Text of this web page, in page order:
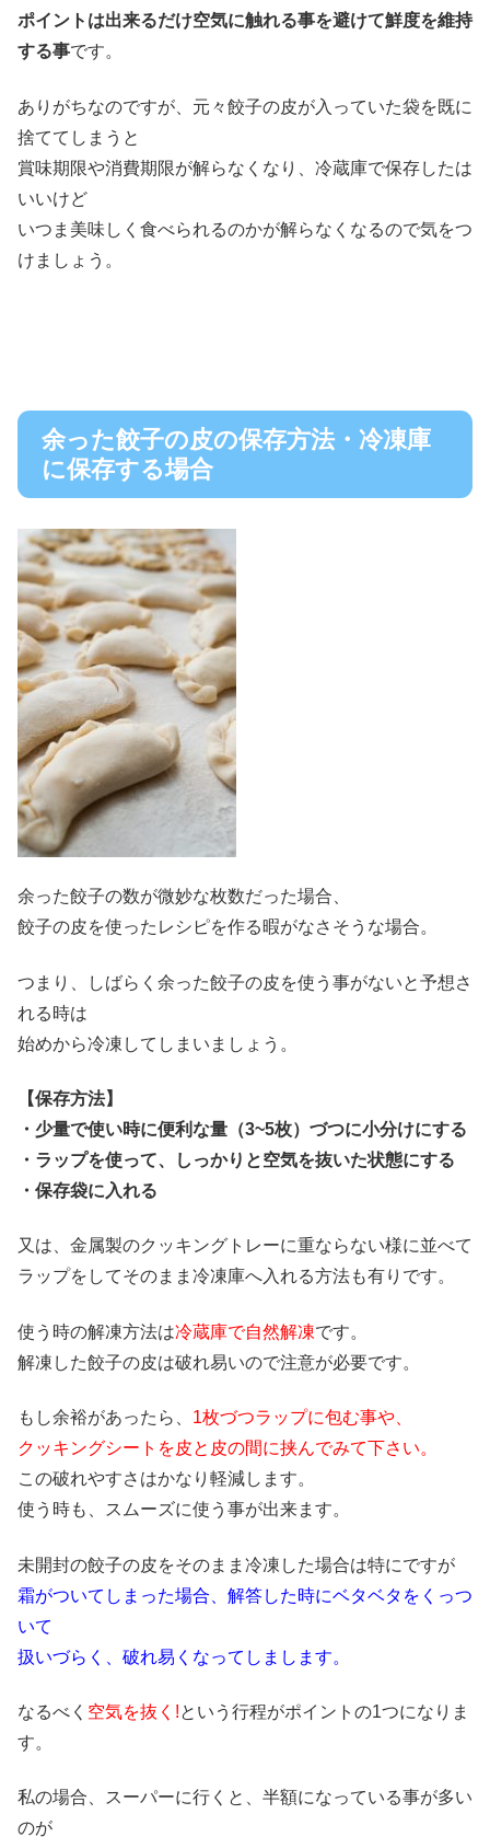
ポイントは出来るだけ空気に触れる事を避けて鮮度を維持
する事です。
ありがちなのですが、元々餃子の皮が入っていた袋を既に
捨ててしまうと
賞味期限や消費期限が解らなくなり、冷蔵庫で保存したは
いいけど
いつま美味しく食べられるのかが解らなくなるので気をつ
けましょう。
余った餃子の皮の保存方法・冷凍庫
に保存する場合
余った餃子の数が微妙な枚数だった場合、
餃子の皮を使ったレシピを作る暇がなさそうな場合。
つまり、しばらく余った餃子の皮を使う事がないと予想さ
れる時は
始めから冷凍してしまいましょう。
【保存方法】
・少量で使い時に便利な量（3~5枚）づつに小分けにする
・ラップを使って、しっかりと空気を抜いた状態にする
・保存袋に入れる
又は、金属製のクッキングトレーに重ならない様に並べて
ラップをしてそのまま冷凍庫へ入れる方法も有りです。
使う時の解凍方法は冷蔵庫で自然解凍です。
解凍した餃子の皮は破れ易いので注意が必要です。
もし余裕があったら、 1枚づつラップに包む事や、
クッキングシートを皮と皮の間に挟んでみて下さい。
この破れやすさはかなり軽減します。
使う時も、スムーズに使う事が出来ます。
未開封の餃子の皮をそのまま冷凍した場合は特にですが
霜がついてしまった場合、解答した時にベタベタをくっつ
いて
扱いづらく、破れ易くなってしまします。
なるべく 空気を抜く!という行程がポイントの1つになりま
す。
私の場合、スーパーに行くと、半額になっている事が多い
のが